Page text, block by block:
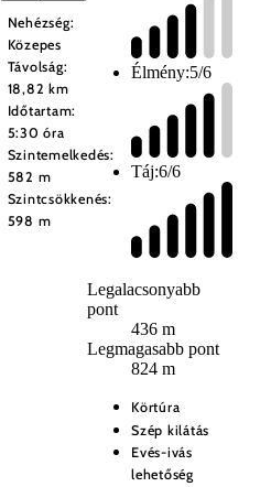
Nehézség:
Közepes
Távolság:
18,82 km
Időtartam:
5:30 óra
Szintemelkedés:
582 m
Szintcsökkenés:
598 m
Élmény:5/6
Táj:6/6
Legalacsonyabb
pont
436 m
Legmagasabb pont
824 m
Körtúra
Szép kilátás
Evés-ivás
lehetőség